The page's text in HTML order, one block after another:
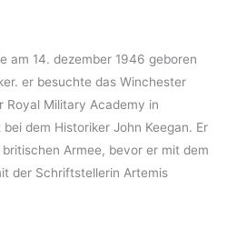
am 14. dezember 1946 geboren
er besuchte das Winchester
Royal Military Academy in
dem Historiker John Keegan. Er
Armee, bevor er mit dem
der Schriftstellerin Artemis